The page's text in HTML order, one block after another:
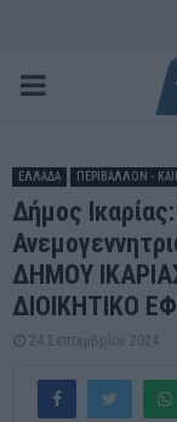
PRIMARY
ΕΛΛΑΔΑ ΠΕΡΙΒΑΛΛΟΝ -
Δήμος
ΔΗΜΟΥ
ΔΙΟΙΚΗΤΙΚΟ
24 Σεπτεμβρίου 2024